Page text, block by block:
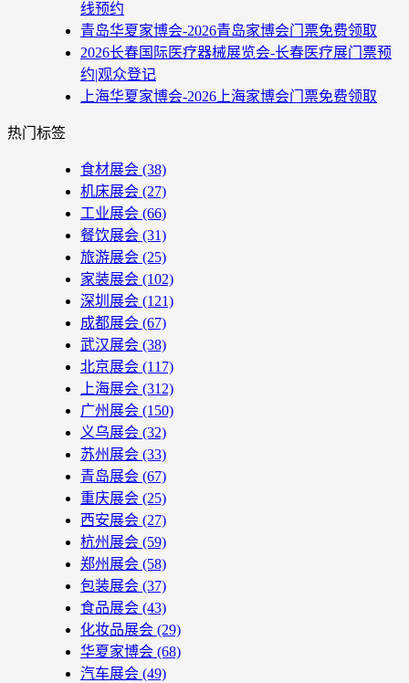
线预约
青岛华夏家博会-2026青岛家博会门票免费领取
2026长春国际医疗器械展览会-长春医疗展门票预
约|观众登记
上海华夏家博会-2026上海家博会门票免费领取
热门标签
食材展会 (38)
机床展会 (27)
工业展会 (66)
餐饮展会 (31)
旅游展会 (25)
家装展会 (102)
深圳展会 (121)
成都展会 (67)
武汉展会 (38)
北京展会 (117)
上海展会 (312)
广州展会 (150)
义乌展会 (32)
苏州展会 (33)
青岛展会 (67)
重庆展会 (25)
西安展会 (27)
杭州展会 (59)
郑州展会 (58)
包装展会 (37)
食品展会 (43)
化妆品展会 (29)
华夏家博会 (68)
汽车展会 (49)